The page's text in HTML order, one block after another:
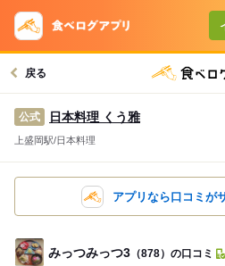
戻る
公式 日本料理 くう雅
上盛岡駅/日本料理
アプリなら口コミが
みっつみっつ3 （878）の口コミ